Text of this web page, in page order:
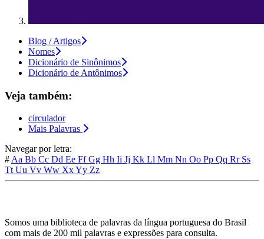
Blog / Artigos
Nomes
Dicionário de Sinônimos
Dicionário de Antônimos
Veja também:
circulador
Mais Palavras
Navegar por letra:
# Aa Bb Cc Dd Ee FfGg Hh Ii Jj Kk Ll Mm Nn Oo Pp Qq Rr Ss
Tt Uu Vv Ww XxYy Zz
Somos uma biblioteca de palavras da língua portuguesa do Brasil
com mais de 200 mil palavras e expressões para consulta.